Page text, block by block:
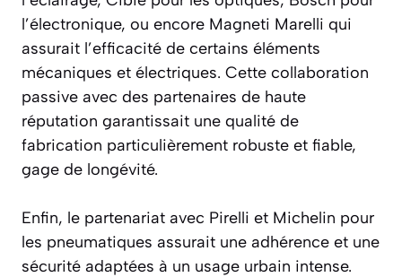
l’électronique, ou encore Magneti Marelli qui
assurait l’efficacité de certains éléments
mécaniques et électriques. Cette collaboration
passive avec des partenaires de haute
réputation garantissait une qualité de
fabrication particulièrement robuste et fiable,
gage de longévité.
Enfin, le partenariat avec Pirelli et Michelin pour
les pneumatiques assurait une adhérence et une
sécurité adaptées à un usage urbain intense.